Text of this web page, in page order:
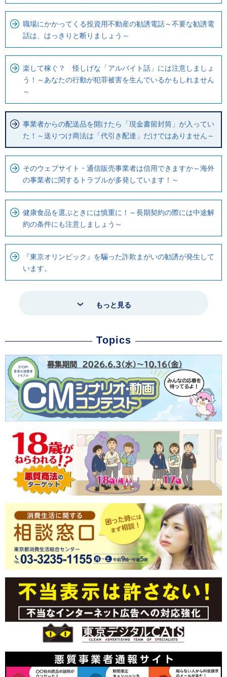
職場にかかってくる投資用不動産の勧誘電話～不要な勧誘電
話は、はっきりと断りましょう～
楽して稼ぐ？ 怪しげな「アルバイト話」には注意しましょ
う！～あなたの行動が犯罪被害を生んでいるかもしれません
～
事業者からの配送品を開けたら「現金書留封筒」が入ってい
た！～送りつけ商法は「代引き配達」だけではありません～
そのウェブサイト・通信販売事業者は信用できますか～海外
の事業者に関するトラブルが多発しています！～
健康食品を選ぶときには慎重に！～長期契約の際には中途解
約の条件にも注意しましょう～
『東京オリンピック』を騙った詐欺まがいの勧誘が発生して
います。
もっと見る
Topics